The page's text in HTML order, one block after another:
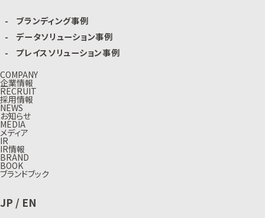
ブランディング事例
データソリューション事例
プレイスソリューション事例
COMPANY
企業情報
RECRUIT
採用情報
NEWS
お知らせ
MEDIA
メディア
IR
IR情報
BRAND
BOOK
ブランドブック
JP / EN